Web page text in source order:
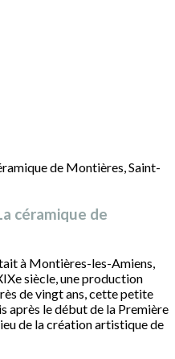
céramique de
à Montières-les-Amiens,
siècle, une production
de vingt ans, cette petite
après le début de la Première
de la création artistique de